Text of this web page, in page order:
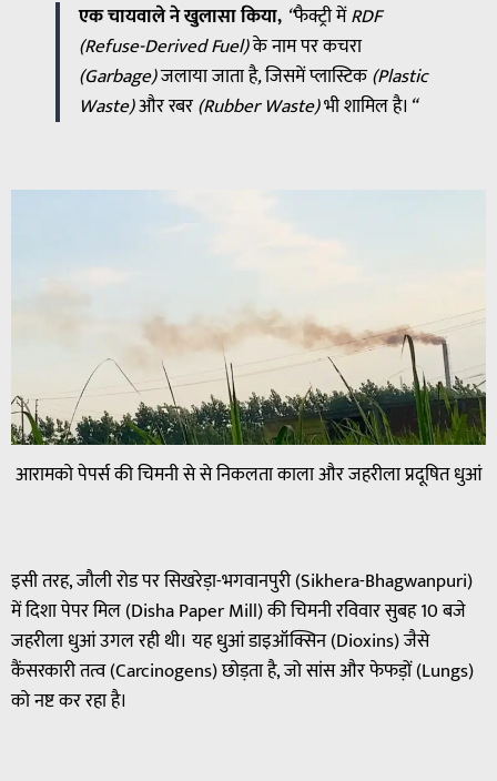
एक चायवाले ने खुलासा किया, “फैक्ट्रीमेंRDF
(Refuse-Derived Fuel)केनामपरकचरा
(Garbage)जलायाजाताहै,जिसमेंप्लास्टिक(Plastic
Waste)औररबर(Rubber Waste)भीशामिलहै। “
आरामको पेपर्स की चिमनी से से निकलता काला और जहरीला प्रदूषित धुआं
इसी तरह, जौली रोड पर सिखरेड़ा-भगवानपुरी (Sikhera-Bhagwanpuri)
में दिशा पेपर मिल (Disha Paper Mill) की चिमनी रविवार सुबह 10 बजे
जहरीला धुआं उगल रही थी। यह धुआं डाइऑक्सिन (Dioxins) जैसे
कैंसरकारी तत्व (Carcinogens) छोड़ता है, जो सांस और फेफड़ों (Lungs)
को नष्ट कर रहा है।